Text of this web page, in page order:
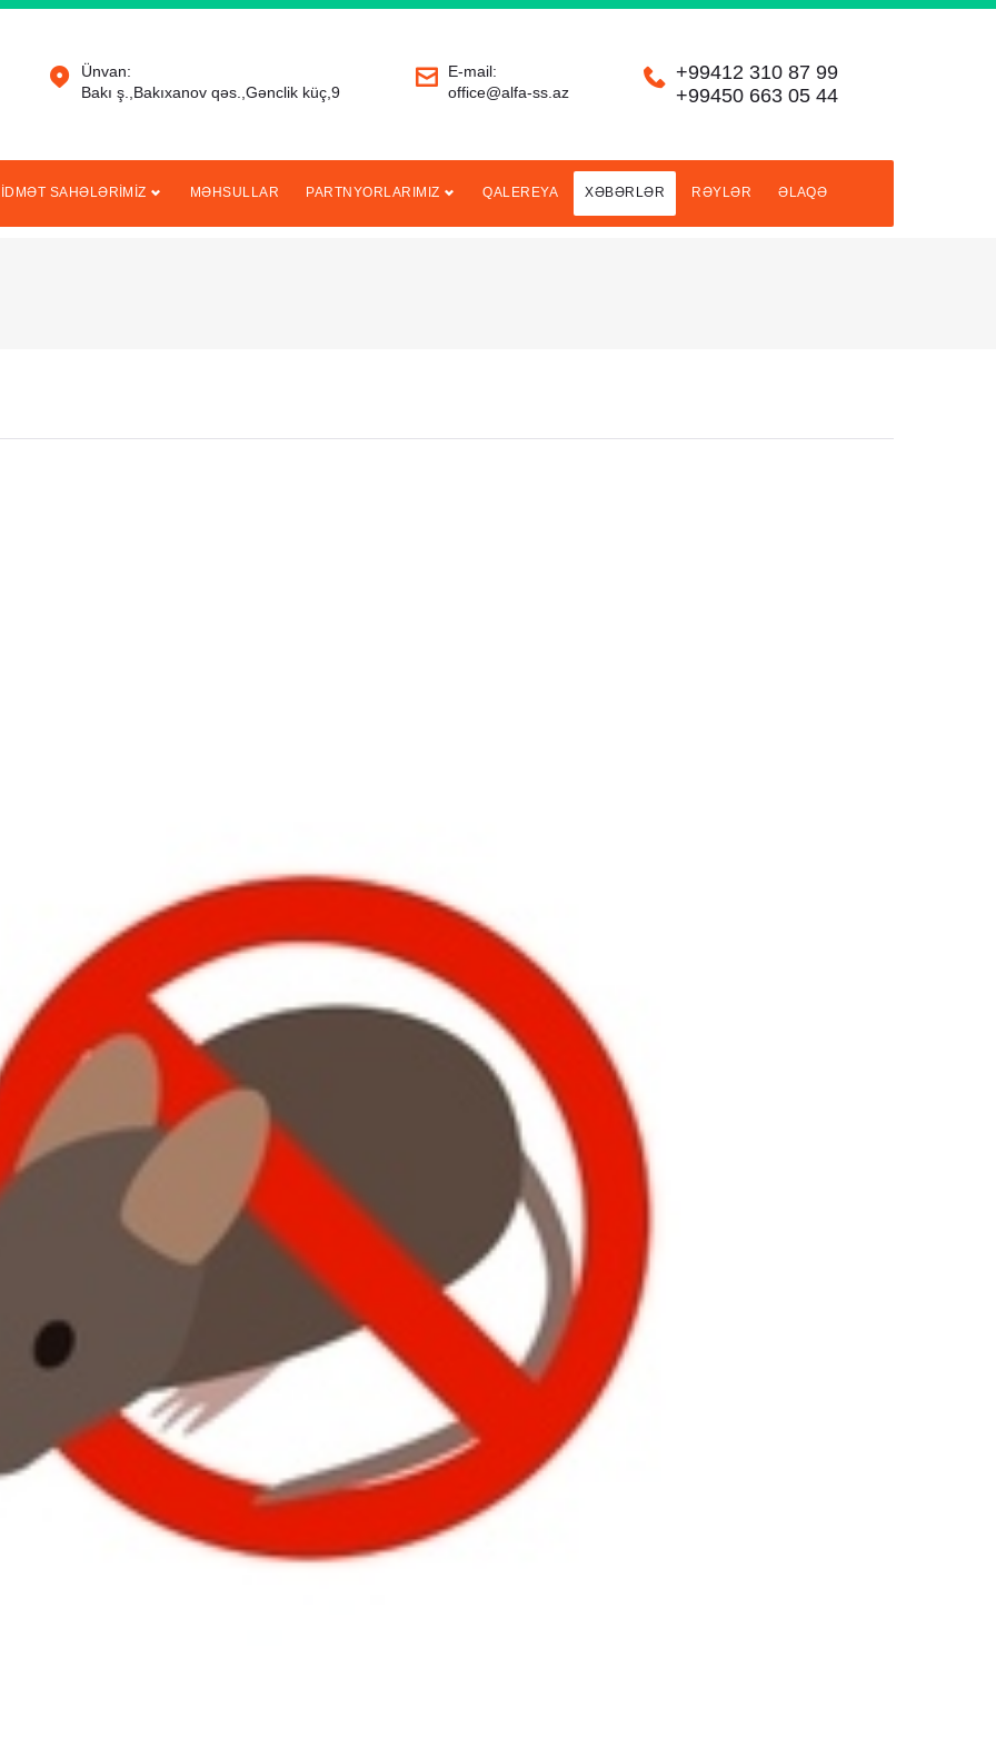
Ünvan:
Bakı ş.,Bakıxanov qəs.,Gənclik küç,9
E-mail:
office@alfa-ss.az
+99412 310 87 99
+99450 663 05 44
SAHƏLƏRİMİZ MƏHSULLAR PARTNYORLARIMIZ QALEREYA XƏBƏRLƏR RƏYLƏR ƏLAQƏ